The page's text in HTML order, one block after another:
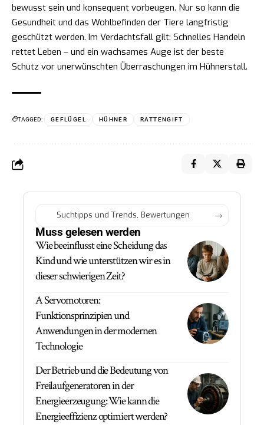
bewusst sein und konsequent vorbeugen. Nur so kann die
Gesundheit und das Wohlbefinden der Tiere langfristig
geschützt werden. Im Verdachtsfall gilt: Schnelles Handeln
rettet Leben – und ein wachsames Auge ist der beste
Schutz vor unerwünschten Überraschungen im Hühnerstall.
TAGGED: GEFLÜGEL HÜHNER RATTENGIFT
Muss gelesen werden
Wie beeinflusst eine Scheidung das
Kind und wie unterstützen wir es in
dieser schwierigen Zeit?
A Servomotoren:
Funktionsprinzipien und
Anwendungen in der modernen
Technologie
Der Betrieb und die Bedeutung von
Freilaufgeneratoren in der
Energieerzeugung: Wie kann die
Energieeffizienz optimiert werden?